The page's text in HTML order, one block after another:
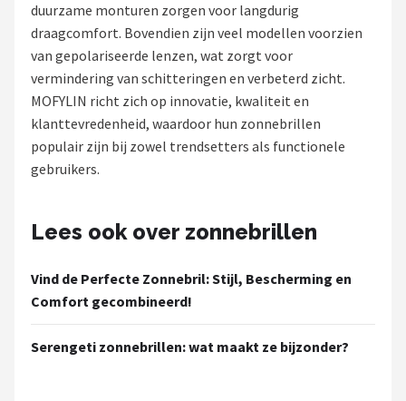
Polaroid
KIMU
Kingseven
Sinner
Fako Fashion®
Guess
duurzame monturen zorgen voor langdurig
draagcomfort. Bovendien zijn veel modellen voorzien
van gepolariseerde lenzen, wat zorgt voor
vermindering van schitteringen en verbeterd zicht.
MOFYLIN richt zich op innovatie, kwaliteit en
klanttevredenheid, waardoor hun zonnebrillen
populair zijn bij zowel trendsetters als functionele
gebruikers.
Lees ook over zonnebrillen
Vind de Perfecte Zonnebril: Stijl, Bescherming en
Comfort gecombineerd!
Serengeti zonnebrillen: wat maakt ze bijzonder?